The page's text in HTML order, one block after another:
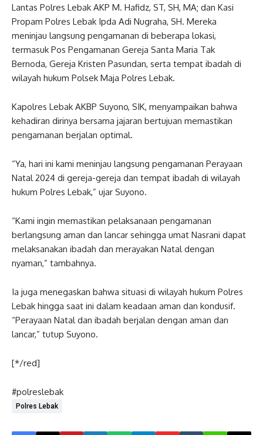
Lantas Polres Lebak AKP M. Hafidz, ST, SH, MA; dan Kasi
Propam Polres Lebak Ipda Adi Nugraha, SH. Mereka
meninjau langsung pengamanan di beberapa lokasi,
termasuk Pos Pengamanan Gereja Santa Maria Tak
Bernoda, Gereja Kristen Pasundan, serta tempat ibadah di
wilayah hukum Polsek Maja Polres Lebak.
Kapolres Lebak AKBP Suyono, SIK, menyampaikan bahwa
kehadiran dirinya bersama jajaran bertujuan memastikan
pengamanan berjalan optimal.
“Ya, hari ini kami meninjau langsung pengamanan Perayaan
Natal 2024 di gereja-gereja dan tempat ibadah di wilayah
hukum Polres Lebak,” ujar Suyono.
“Kami ingin memastikan pelaksanaan pengamanan
berlangsung aman dan lancar sehingga umat Nasrani dapat
melaksanakan ibadah dan merayakan Natal dengan
nyaman,” tambahnya.
Ia juga menegaskan bahwa situasi di wilayah hukum Polres
Lebak hingga saat ini dalam keadaan aman dan kondusif.
“Perayaan Natal dan ibadah berjalan dengan aman dan
lancar,” tutup Suyono.
[*/red]
#polreslebak
Polres Lebak